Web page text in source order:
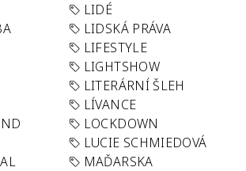
LIDÉ
LIDSKÁ PRÁVA
LIFESTYLE
LIGHTSHOW
LITERÁRNÍ ŠLEH
LÍVANCE
LOCKDOWN
LUCIE SCHMIEDOVÁ
MAĎARSKA